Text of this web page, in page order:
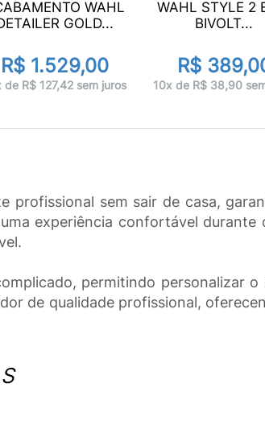
WAHL
GOLD...
R$ 1.529,00
de R$ 127,42 sem juros
WAHL STYLE 2
BIVOLT...
R$
10x de R$ 38,90
profissional sem sair de casa,
experiência confortável durante
permitindo personalizar
de qualidade profissional,